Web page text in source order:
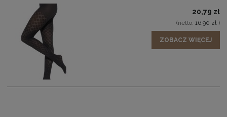
20,79 zł
(netto: 16,90 zł )
ZOBACZ WIĘCEJ